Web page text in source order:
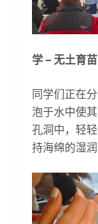
学 – 无土育苗
同学们正在
泡于水中使
孔洞中，轻
持海绵的湿润